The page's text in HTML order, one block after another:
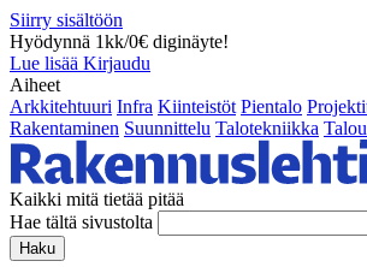
Siirry sisältöön
Hyödynnä 1kk/0€ diginäyte!
Lue lisää Kirjaudu
Aiheet
Arkkitehtuuri Infra Kiinteistöt Pientalo
Rakentaminen Suunnittelu Talotekniikka
Kaikki mitä tietää pitää
Hae tältä sivustolta
Haku